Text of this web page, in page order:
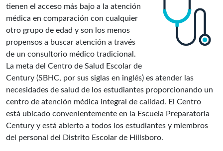
tienen el acceso más bajo a la atención
médica en comparación con cualquier
otro grupo de edad y son los menos
propensos a buscar atención a través
de un consultorio médico tradicional.
La meta del Centro de Salud Escolar de
Century (SBHC, por sus siglas en inglés) es atender las
necesidades de salud de los estudiantes proporcionando un
centro de atención médica integral de calidad. El Centro
está ubicado convenientemente en la Escuela Preparatoria
Century y está abierto a todos los estudiantes y miembros
del personal del Distrito Escolar de Hillsboro.